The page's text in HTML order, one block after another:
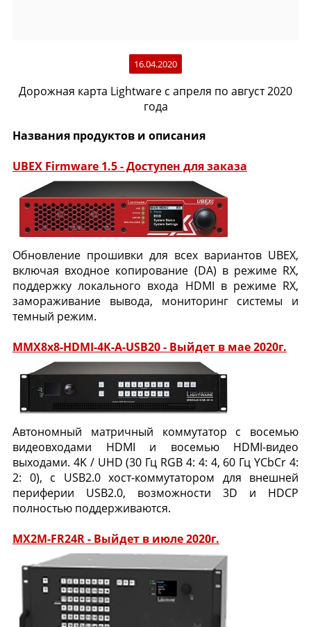
16.04.2020
Дорожная карта Lightware с апреля по август 2020
года
Названия продуктов и описания
UBEX Firmware 1.5 - Доступен для заказа
Обновление прошивки для всех вариантов UBEX,
включая входное копирование (DA) в режиме RX,
поддержку локального входа HDMI в режиме RX,
замораживание вывода, мониторинг системы и
темный режим.
MMX8x8-HDMI-4K-A-USB20 - Выйдет в мае 2020г.
Автономный матричный коммутатор с восемью
видеовходами HDMI и восемью HDMI-видео
выходами. 4K / UHD (30 Гц RGB 4: 4: 4, 60 Гц YCbCr 4:
2: 0), с USB2.0 хост-коммутатором для внешней
периферии USB2.0, возможности 3D и HDCP
полностью поддерживаются.
MX2M-FR24R - Выйдет в июле 2020г.